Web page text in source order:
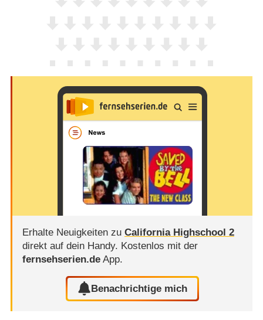
Erhalte Neuigkeiten zu California Highschool 2
direkt auf dein Handy. Kostenlos mit der
fernsehserien.deApp.
Benachrichtige mich